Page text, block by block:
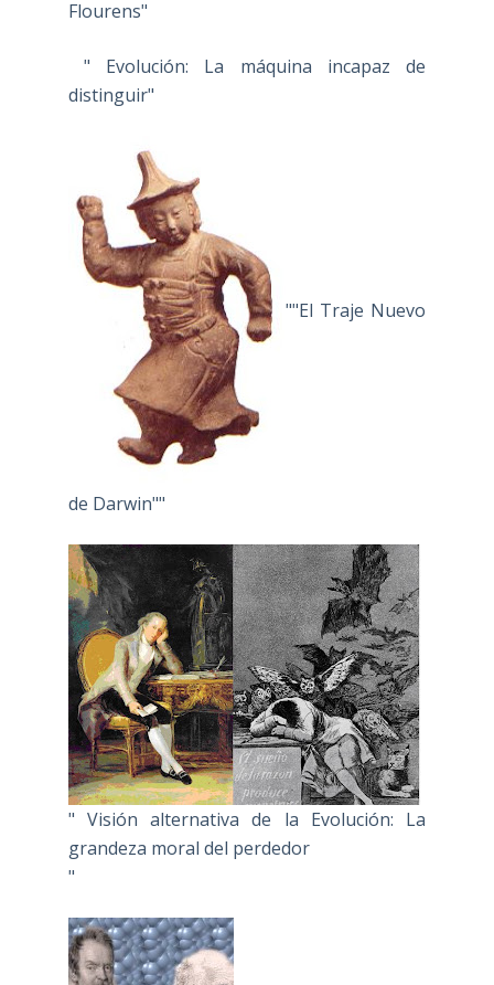
Flourens"
" Evolución: La máquina incapaz de
distinguir"
""El Traje Nuevo
de Darwin""
" Visión alternativa de la Evolución: La
grandeza moral del perdedor
"